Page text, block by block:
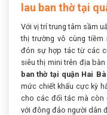
lau ban thờ tại
Với vị trí trung tâm sầm
thị trường vô cùng tiềm
đón sự hợp tác từ các
siêu thị mini trên địa
ban thờ tại quận Hai
mức chiết khấu cực kỳ
cho các đối tác mà còn
với đông đảo người dân